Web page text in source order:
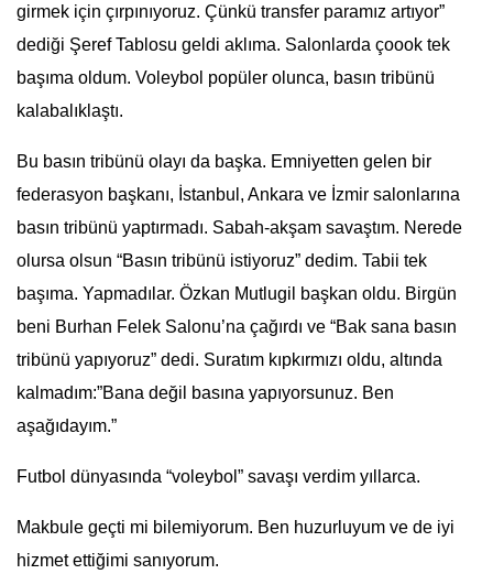
girmek için çırpınıyoruz. Çünkü transfer paramız artıyor”
dediği Şeref Tablosu geldi aklıma. Salonlarda çoook tek
başıma oldum. Voleybol popüler olunca, basın tribünü
kalabalıklaştı.
Bu basın tribünü olayı da başka. Emniyetten gelen bir
federasyon başkanı, İstanbul, Ankara ve İzmir salonlarına
basın tribünü yaptırmadı. Sabah-akşam savaştım. Nerede
olursa olsun “Basın tribünü istiyoruz” dedim. Tabii tek
başıma. Yapmadılar. Özkan Mutlugil başkan oldu. Birgün
beni Burhan Felek Salonu’na çağırdı ve “Bak sana basın
tribünü yapıyoruz” dedi. Suratım kıpkırmızı oldu, altında
kalmadım:”Bana değil basına yapıyorsunuz. Ben
aşağıdayım.”
Futbol dünyasında “voleybol” savaşı verdim yıllarca.
Makbule geçti mi bilemiyorum. Ben huzurluyum ve de iyi
hizmet ettiğimi sanıyorum.